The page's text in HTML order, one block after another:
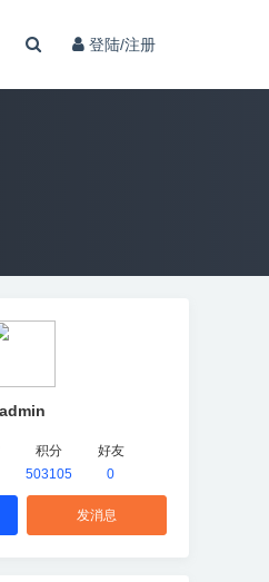
登陆/注册
admin
积分
503105
好友
0
发消息